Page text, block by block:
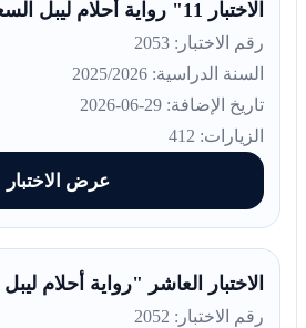
الاختبار 11" رواية أحلام ليبل السعيدة"
رقم الاختبار: 2053
السنة الدراسية: 2025/2026
تاريخ الإضافة: 29-06-2026
الزيارات: 412
عرض الاختبار
الاختبار العاشر "رواية أحلام
رقم الاختبار: 2052